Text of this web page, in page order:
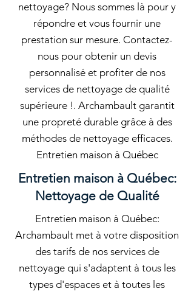
nettoyage? Nous sommes là pour y
répondre et vous fournir une
prestation sur mesure. Contactez-
nous pour obtenir un devis
personnalisé et profiter de nos
services de nettoyage de qualité
supérieure !. Archambault garantit
une propreté durable grâce à des
méthodes de nettoyage efficaces.
Entretien maison à Québec
Entretien maison à Québec:
Nettoyage de Qualité
Entretien maison à Québec:
Archambault met à votre disposition
des tarifs de nos services de
nettoyage qui s'adaptent à tous les
types d'espaces et à toutes les